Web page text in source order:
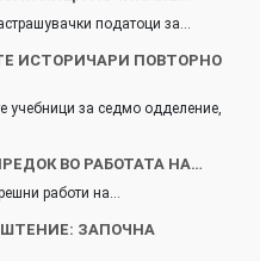
податоци за…
ИСТОРИЧАРИ ПОВТОРНО
учебници за седмо одделение,
ВО РАБОТАТА НА…
работи на…
ЗАПОЧНА